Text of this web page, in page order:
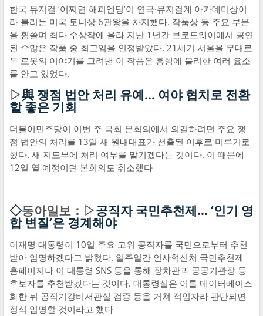
한국 뮤지컬 ‘어쩌면 해피엔딩’이 연극·뮤지컬계 아카데미상이
라 불리는 미국 토니상 6관왕을 차지했다. 작품상 등 주요 부문
을 휩쓸며 최다 수상작에 올라 지난 1년간 브로드웨이에서 공연
된 수많은 작품 중 최고임을 인정받았다. 21세기 서울을 무대로
두 로봇의 이야기를 그려낸 이 작품은 흥행에 불리한 여러 요소
를 안고 있었다.
▷與 쟁점 법안 처리 유예… 여야 협치로 전환
할 좋은 기회
더불어민주당이 이번 주 국회 본회의에서 의결하려던 주요 쟁
점 법안의 처리를 13일 새 원내대표가 선출된 이후로 미루기로
했다. 새 지도부에 처리 여부를 맡기겠다는 것이다. 이 때문에
12일 열 예정이던 본회의도 취소했다
◇동아일보：▷공직자 국민추천제… ‘인기 영
합 변질’은 경계해야
이재명 대통령이 10일 주요 고위 공직자를 국민으로부터 추천
받아 임명하겠다고 밝혔다. 일주일간 인사혁신처 국민추천제
홈페이지나 이 대통령 SNS 등을 통해 장차관과 공공기관장 등
후보자를 추천받겠다는 것이다. 대통령실은 이를 데이터베이스
화한 뒤 공직기강비서관실 검증 등을 거쳐 적임자라 판단되면
정식 임명할 것이라고 했다